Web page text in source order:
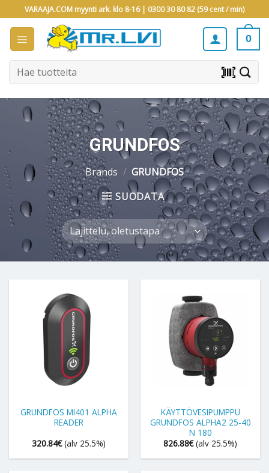
to
content
VARAAJA.COM myynti ark. klo 8-16 | 0300 30 80 82 (59 cent / min)
0
Etsi: barcode_scanner
GRUNDFOS
Brands / GRUNDFOS
SUODATA
GRUNDFOS MI401 ALPHA
READER
320.84€ (alv 25.5%)
KÄYTTÖVESIPUMPPU
GRUNDFOS ALPHA2 25-40
N 180
826.88€ (alv 25.5%)